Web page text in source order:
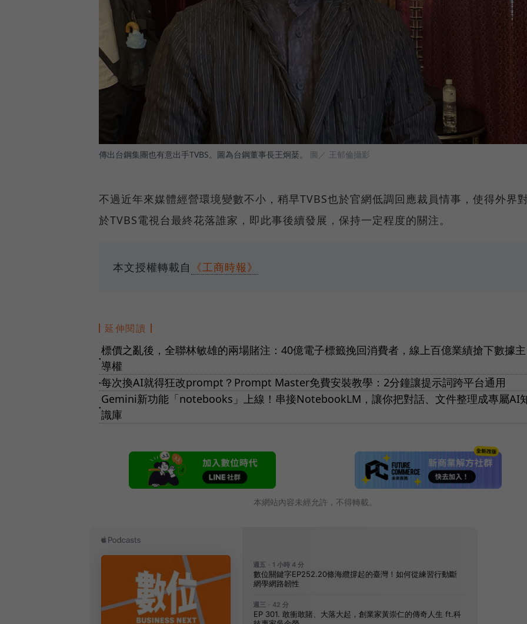
傳出台鋼集團也有意出手TVBS。圖為台鋼董事長王炯棻。 圖／ 王郁倫攝影
不過近年來媒體經營環境變數不小，稍早TVBS也於官網低調回應裁員情事，使得外界
於TVBS電視台最終花落誰家，即此事後續發展，保持一定程度的關注。
本文授權轉載自 《工商時報》
延伸閱讀
●
標價之亂後，全聯林敏雄的兩場賭注：40億電子標籤挽回消費者，線上百億業績搶下數據主
導權
●每次換AI就得狂改prompt？Prompt Master免費安裝教學：2分鐘讓提示詞跨平台通用
●
Gemini新功能「notebooks」上線！串接NotebookLM，讓你把對話、文件整理成專屬AI
識庫
本網站內容未經允許，不得轉載。